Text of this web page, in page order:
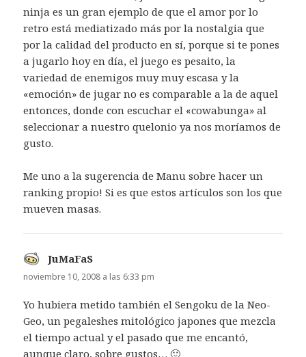
ninja es un gran ejemplo de que el amor por lo
retro está mediatizado más por la nostalgia que
por la calidad del producto en sí, porque si te pones
a jugarlo hoy en día, el juego es pesaito, la
variedad de enemigos muy muy escasa y la
«emoción» de jugar no es comparable a la de aquel
entonces, donde con escuchar el «cowabunga» al
seleccionar a nuestro quelonio ya nos moríamos de
gusto.
Me uno a la sugerencia de Manu sobre hacer un
ranking propio! Si es que estos artículos son los que
mueven masas.
JuMaFaS
noviembre 10, 2008 a las 6:33 pm
Yo hubiera metido también el Sengoku de la Neo-
Geo, un pegaleshes mitológico japones que mezcla
el tiempo actual y el pasado que me encantó,
aunque claro, sobre gustos… 🙂